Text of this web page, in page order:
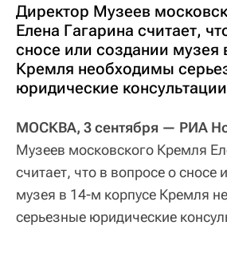
Директор Музеев
Елена Гагарина считает,
сносе или создании музея
Кремля необходимы
юридические
МОСКВА, 3 сентября — РИА
Музеев московского Кремля
считает, что в вопросе о сносе
музея в 14-м корпусе Кремля
серьезные юридические